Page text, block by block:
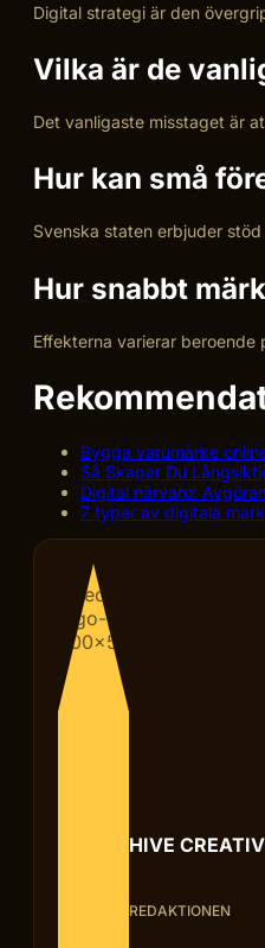
Digital strategi är den
Vilka är de
Det vanligaste misstaget är
Hur kan små
Svenska staten erbjuder
Hur snabbt
Effekterna varierar
Bygga varumärke
Så Skapar Du
Digital närvaro:
7 typer av digitala
HIVE
REDAKTIONEN